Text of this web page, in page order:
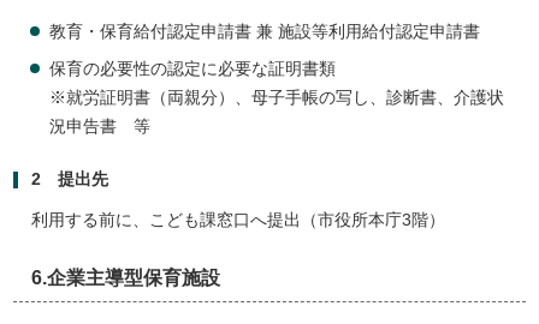
教育・保育給付認定申請書 兼 施設等利用給付認定申請書
保育の必要性の認定に必要な証明書類
※就労証明書（両親分）、母子手帳の写し、診断書、介護状
況申告書 等
2 提出先
利用する前に、こども課窓口へ提出（市役所本庁3階）
6.企業主導型保育施設